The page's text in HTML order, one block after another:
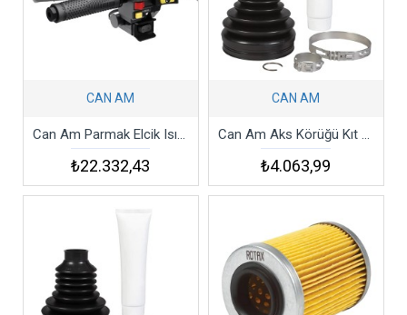
CAN AM
Can Am Parmak Elcik Isıtma Seti Heated Grips Thumb Throttle
₺22.332,43
CAN AM
Can Am Aks Körüğü Kıt Boot Wheel
₺4.063,99